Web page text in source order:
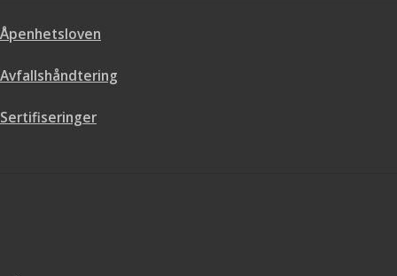
Åpenhetsloven
Avfallshåndtering
Sertifiseringer